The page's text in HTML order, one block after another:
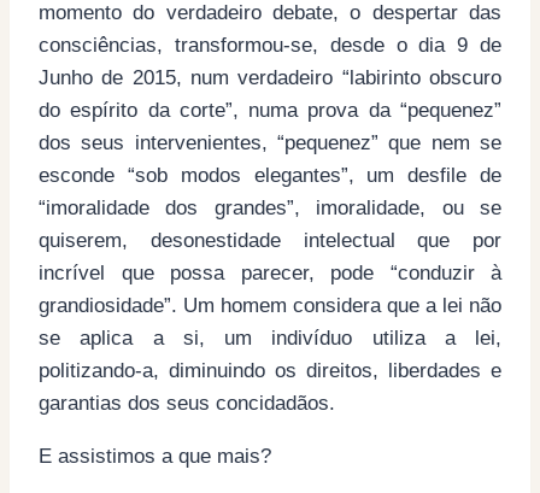
momento do verdadeiro debate, o despertar das
consciências, transformou-se, desde o dia 9 de
Junho de 2015, num verdadeiro “labirinto obscuro
do espírito da corte”, numa prova da “pequenez”
dos seus intervenientes, “pequenez” que nem se
esconde “sob modos elegantes”, um desfile de
“imoralidade dos grandes”, imoralidade, ou se
quiserem, desonestidade intelectual que por
incrível que possa parecer, pode “conduzir à
grandiosidade”. Um homem considera que a lei não
se aplica a si, um indivíduo utiliza a lei,
politizando-a, diminuindo os direitos, liberdades e
garantias dos seus concidadãos.
E assistimos a que mais?